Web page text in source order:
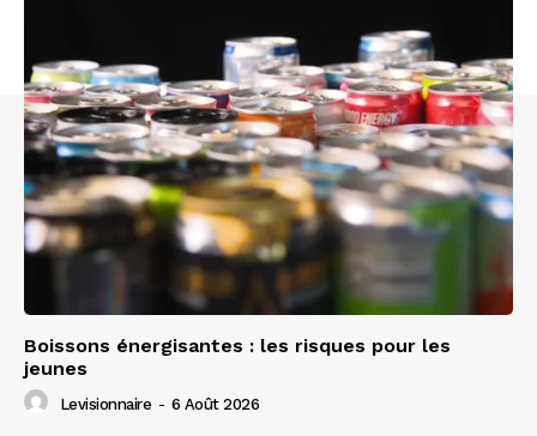
Boissons énergisantes : les risques pour les
jeunes
Levisionnaire - 6 Août 2026